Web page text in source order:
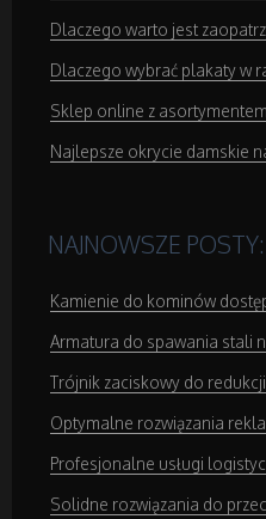
Strony
Dlaczego warto jest
Dlaczego wybrać plakaty w
Sklep online z
Najlepsze okrycie damskie
NAJNOWSZE POSTY:
Kamienie do kominów
Armatura do spawania stali
Trójnik zaciskowy do
Optymalne rozwiązania
Profesjonalne usługi
Solidne rozwiązania do